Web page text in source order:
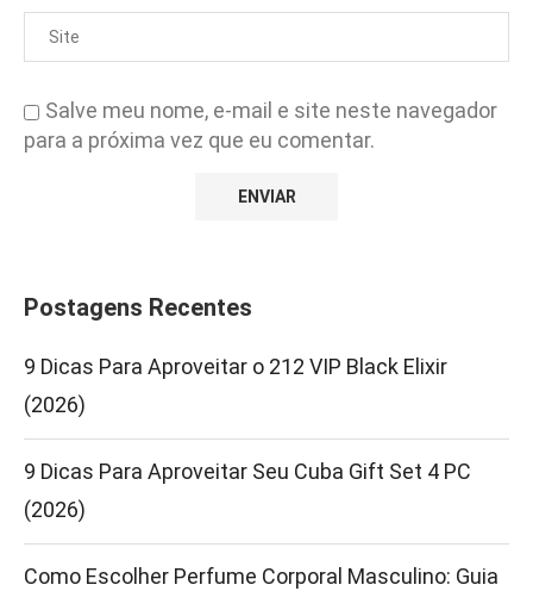
Salve meu nome, e-mail e site neste navegador
para a próxima vez que eu comentar.
Postagens Recentes
9 Dicas Para Aproveitar o 212 VIP Black Elixir
(2026)
9 Dicas Para Aproveitar Seu Cuba Gift Set 4 PC
(2026)
Como Escolher Perfume Corporal Masculino: Guia